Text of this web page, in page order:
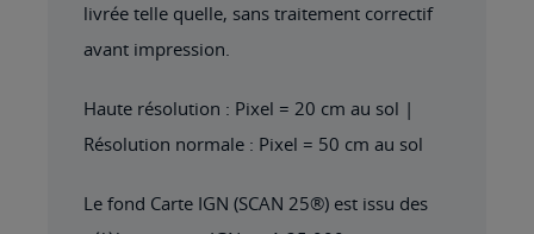
livrée telle quelle, sans traitement correctif
avant impression.
Haute résolution : Pixel = 20 cm au sol |
Résolution normale : Pixel = 50 cm au sol
Le fond Carte IGN (SCAN 25®) est issu des